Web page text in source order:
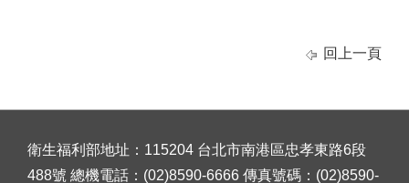
回上一頁
衛生福利部地址：115204 台北市南港區忠孝東路6段
488號 總機電話：(02)8590-6666 傳真號碼：(02)8590-